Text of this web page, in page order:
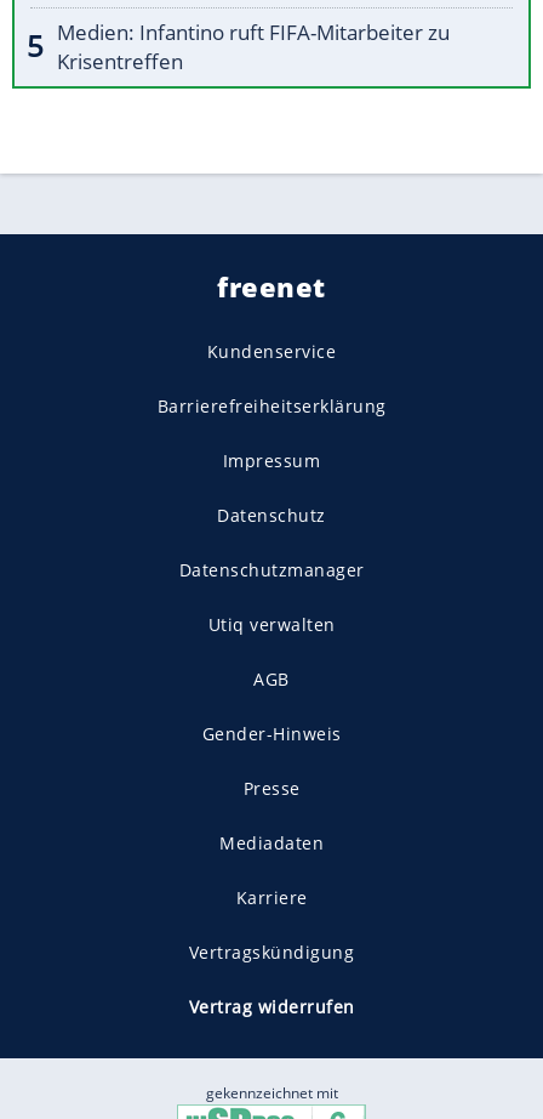
Medien: Infantino ruft FIFA-Mitarbeiter zu
Krisentreffen
freenet
Kundenservice
Barrierefreiheitserklärung
Impressum
Datenschutz
Datenschutzmanager
Utiq verwalten
AGB
Gender-Hinweis
Presse
Mediadaten
Karriere
Vertragskündigung
Vertrag widerrufen
gekennzeichnet mit